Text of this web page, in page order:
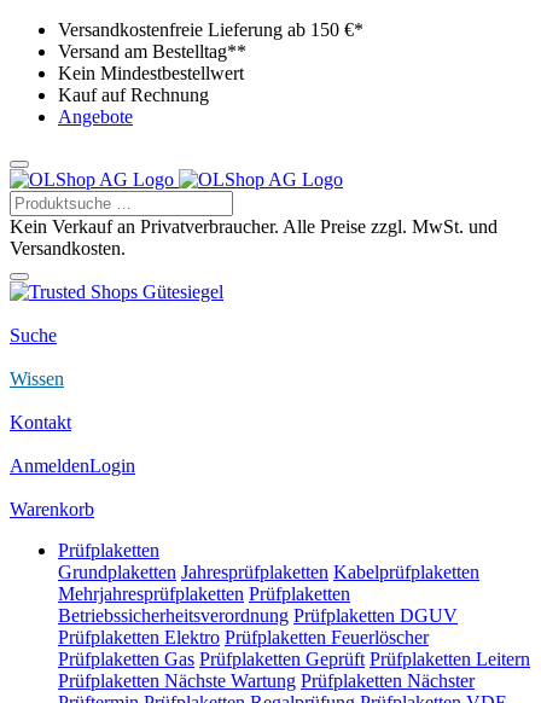
Versandkostenfreie Lieferung ab 150 €*
Versand am Bestelltag**
Kein Mindestbestellwert
Kauf auf Rechnung
Angebote
Kein Verkauf an Privatverbraucher. Alle Preise zzgl. MwSt. und
Versandkosten.
Suche
Wissen
Kontakt
AnmeldenLogin
Warenkorb
Prüfplaketten
Grundplaketten Jahresprüfplaketten Kabelprüfplaketten
Mehrjahresprüfplaketten Prüfplaketten
Betriebssicherheitsverordnung Prüfplaketten DGUV
Prüfplaketten Elektro Prüfplaketten Feuerlöscher
Prüfplaketten Gas Prüfplaketten Geprüft Prüfplaketten Leitern
Prüfplaketten Nächste Wartung Prüfplaketten Nächster